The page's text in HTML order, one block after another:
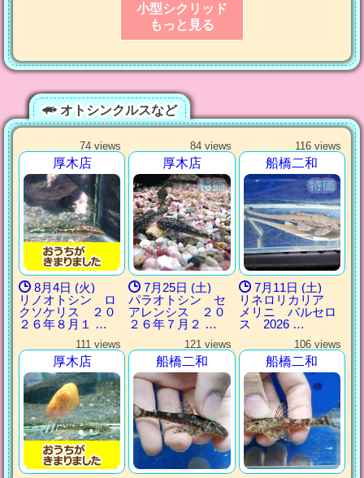
小型シクリッド
もっと見る
オトシンクルスなど
74 views
厚木店
8月4日 (火)
リノオトシン ロ
クソケリス ２０
２６年８月１ …
84 views
厚木店
7月25日 (土)
パラオトシン セ
アレンシス ２０
２６年７月２ …
116 views
船橋二和
7月11日 (土)
リネロリカリア
メリニ バルセロ
ス 2026 …
111 views
厚木店
121 views
船橋二和
106 views
船橋二和